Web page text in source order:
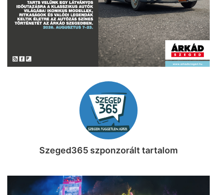
Szeged365 szponzorált tartalom